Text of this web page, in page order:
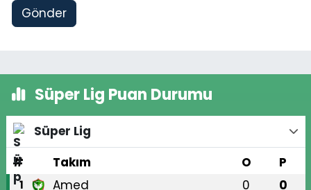
Gönder
Süper Lig Puan Durumu
Süper Lig
#
Takım O P
1 Amed 0 0